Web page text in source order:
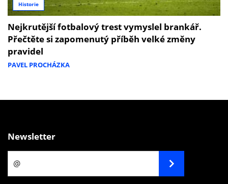
Historie
Nejkrutější fotbalový trest vymyslel brankář.
Přečtěte si zapomenutý příběh velké změny
pravidel
PAVEL PROCHÁZKA
Newsletter